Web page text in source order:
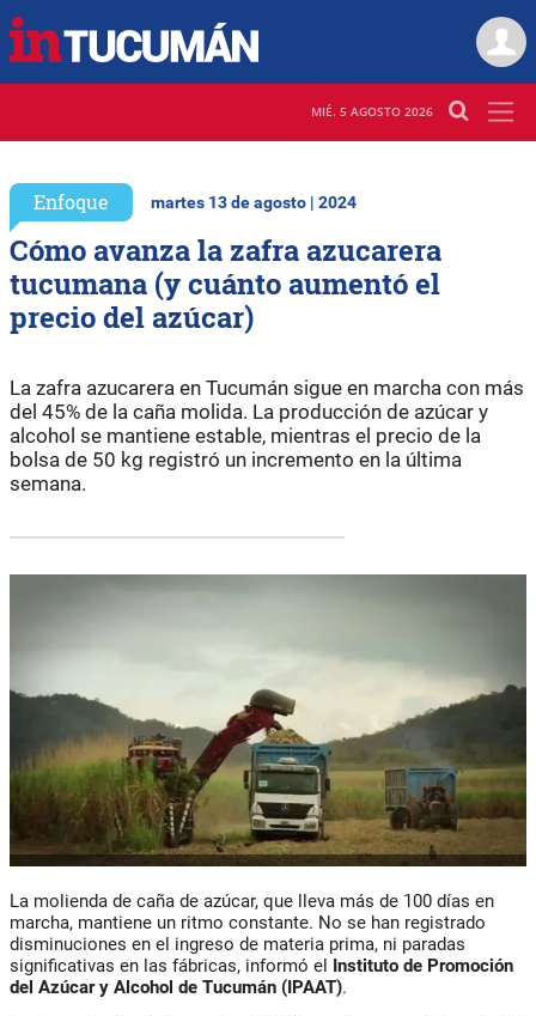
MIÉ. 5 AGOSTO 2026
Enfoque martes 13 de agosto | 2024
Cómo avanza la zafra azucarera
tucumana (y cuánto aumentó el
precio del azúcar)
La zafra azucarera en Tucumán sigue en marcha con más
del 45% de la caña molida. La producción de azúcar y
alcohol se mantiene estable, mientras el precio de la
bolsa de 50 kg registró un incremento en la última
semana.
La molienda de caña de azúcar, que lleva más de 100 días en
marcha, mantiene un ritmo constante. No se han registrado
disminuciones en el ingreso de materia prima, ni paradas
significativas en las fábricas, informó el Instituto de Promoción
del Azúcar y Alcohol de Tucumán (IPAAT).